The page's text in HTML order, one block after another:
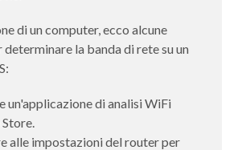
di un computer, ecco alcune
la banda di rete su un
un'applicazione di analisi WiFi
alle impostazioni del router per